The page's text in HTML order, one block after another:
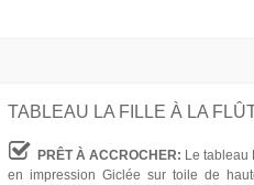
TABLEAU LA FILLE À LA
PRÊT À ACCROCHER: Le tableau
en impression Giclée sur toile de